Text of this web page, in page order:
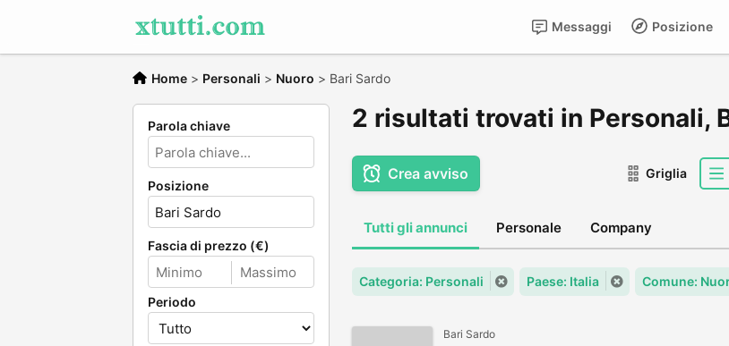
Posizione
Messaggi
Home > Personali > Nuoro > Bari Sardo
Parola chiave
Posizione
Fascia di prezzo (€)
Periodo
2 risultati trovati in Personali,
Crea avviso Griglia
Tutti gli annunci Personale Company
Categoria: Personali Paese: Italia Comune:
Bari Sardo